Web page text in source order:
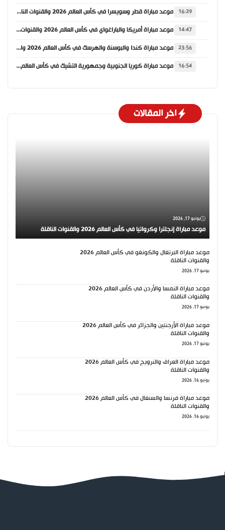
16:29 موعد مباراة قطر وسويسرا في كأس العالم 2026 والقنوات الناقلة
14:47 موعد مباراة أمريكا والباراغواي في كأس العالم 2026 والقنوات الناقلة
23:56 موعد مباراة كندا والبوسنة والهرسك في كأس العالم 2026 والقنوات الناقلة
16:54 موعد مباراة كوريا الجنوبية وجمهورية التشيك في كأس العالم 2026 والقنوات الناقلة
اخر المقالات
يونيو 17, 2026
موعد مباراة إنجلترا وكرواتيا في كأس العالم 2026 والقنوات الناقلة
موعد مباراة البرتغال والكونغو في كأس العالم 2026
والقنوات الناقلة
يونيو 17, 2026
موعد مباراة النمسا والأردن في كأس العالم 2026
والقنوات الناقلة
يونيو 17, 2026
موعد مباراة الأرجنتين والجزائر في كأس العالم 2026
والقنوات الناقلة
يونيو 17, 2026
موعد مباراة العراق والنرويج في كأس العالم 2026
والقنوات الناقلة
يونيو 16, 2026
موعد مباراة فرنسا والسنغال في كأس العالم 2026
والقنوات الناقلة
يونيو 16, 2026